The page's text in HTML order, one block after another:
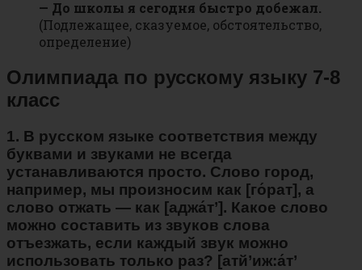
— До школы я сегодня быстро добежал.
(Подлежащее, сказуемое, обстоятельство,
определение)
Олимпиада по русскому языку 7-8
класс
1. В русском языке соответствия между
буквами и звуками не всегда
устанавливаются просто. Слово город,
например, мы произносим как [го́рат], а
слово отжать — как [аджа́т’]. Какое слово
можно составить из звуков слова
отъезжать, если каждый звук можно
использовать только раз? [атй’иж:а́т’